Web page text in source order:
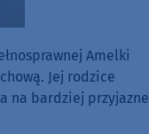
Amelki
Jej rodzice
na bardziej przyjazne